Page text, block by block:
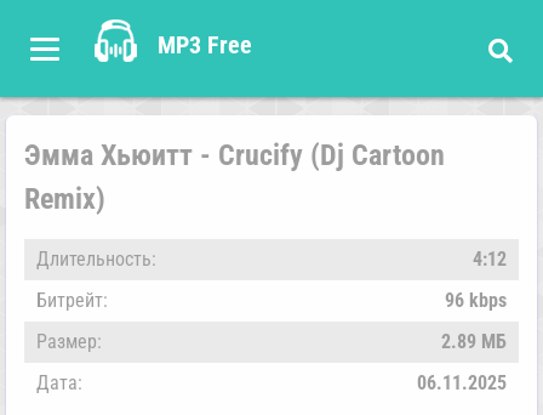
MP3 Free
Эмма Хьюитт - Crucify (Dj Cartoon
Remix)
Длительность:
4:12
Битрейт:
96 kbps
Размер:
2.89 МБ
Дата:
06.11.2025